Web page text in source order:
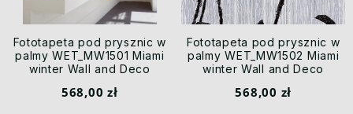
Fototapeta pod prysznic w
palmy WET_MW1501 Miami
winter Wall and Deco
568,00 zł
Fototapeta pod prysznic w
palmy WET_MW1502 Miami
winter Wall and Deco
568,00 zł